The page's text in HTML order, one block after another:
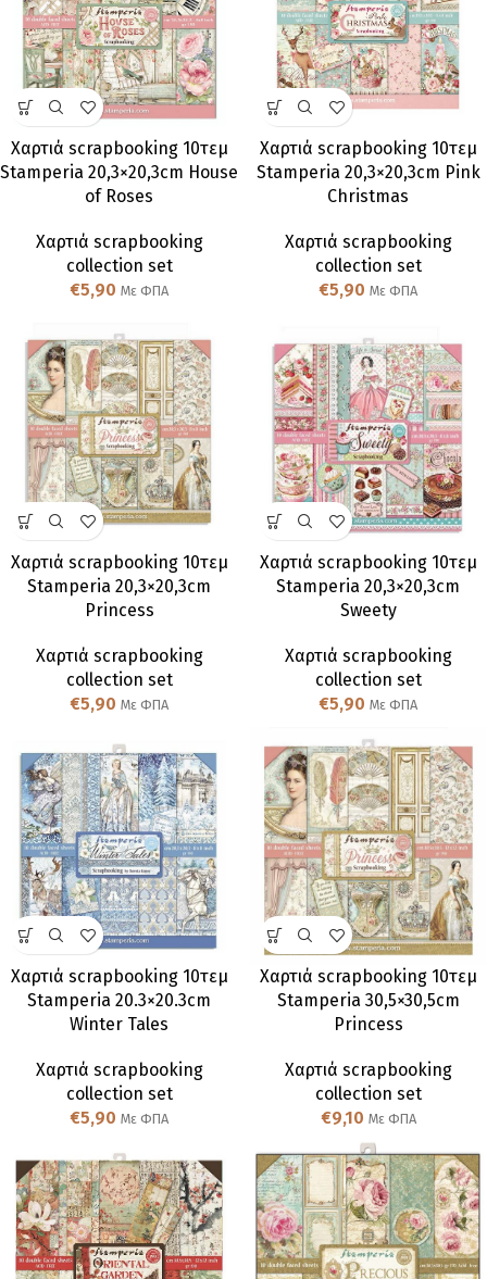
Χαρτιά scrapbooking 10τεμ
Stamperia 20,3×20,3cm House
of Roses
Χαρτιά scrapbooking
collection set
€5,90 Με ΦΠΑ
Χαρτιά scrapbooking 10τεμ
Stamperia 20,3×20,3cm Pink
Christmas
Χαρτιά scrapbooking
collection set
€5,90 Με ΦΠΑ
Χαρτιά scrapbooking 10τεμ
Stamperia 20,3×20,3cm
Princess
Χαρτιά scrapbooking
collection set
€5,90 Με ΦΠΑ
Χαρτιά scrapbooking 10τεμ
Stamperia 20,3×20,3cm
Sweety
Χαρτιά scrapbooking
collection set
€5,90 Με ΦΠΑ
Χαρτιά scrapbooking 10τεμ
Stamperia 20.3×20.3cm
Winter Tales
Χαρτιά scrapbooking
collection set
€5,90 Με ΦΠΑ
Χαρτιά scrapbooking 10τεμ
Stamperia 30,5×30,5cm
Princess
Χαρτιά scrapbooking
collection set
€9,10 Με ΦΠΑ